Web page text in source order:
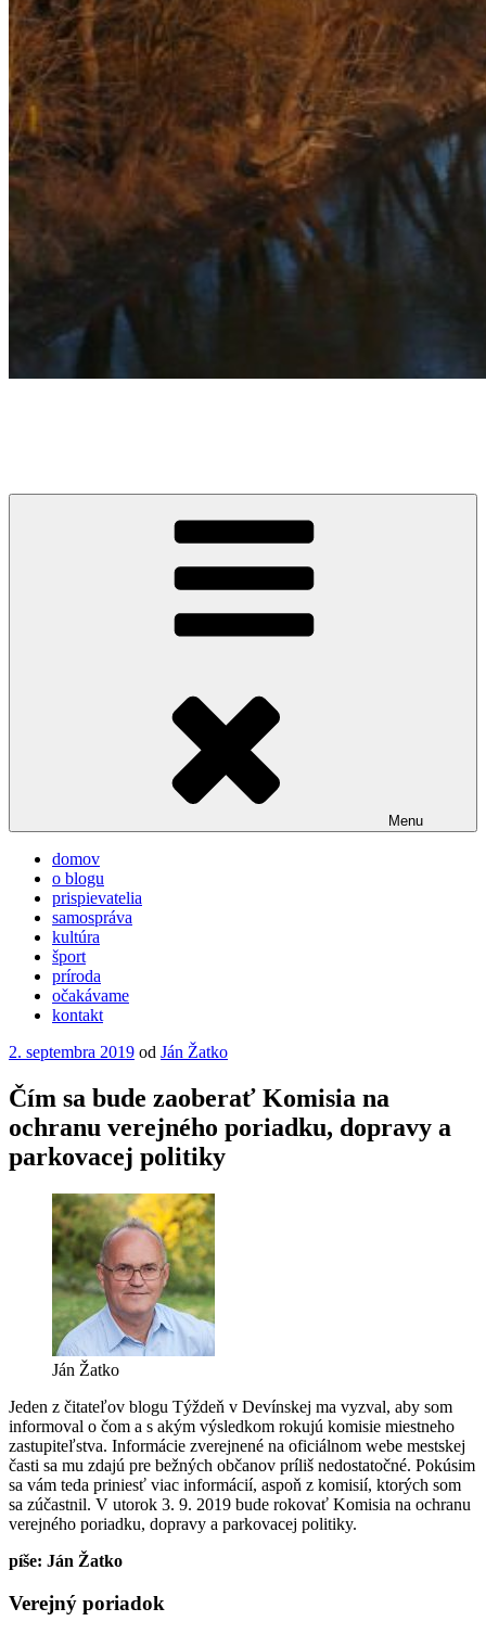
Menu
domov
o blogu
prispievatelia
samospráva
kultúra
šport
príroda
očakávame
kontakt
Publikované
2. septembra 2019 od Ján Žatko
Čím sa bude zaoberať Komisia na
ochranu verejného poriadku, dopravy a
parkovacej politiky
Ján Žatko
Jeden z čitateľov blogu Týždeň v Devínskej ma vyzval, aby som
informoval o čom a s akým výsledkom rokujú komisie miestneho
zastupiteľstva. Informácie zverejnené na oficiálnom webe mestskej
časti sa mu zdajú pre bežných občanov príliš nedostatočné. Pokúsim
sa vám teda priniesť viac informácií, aspoň z komisií, ktorých som
sa zúčastnil. V utorok 3. 9. 2019 bude rokovať Komisia na ochranu
verejného poriadku, dopravy a parkovacej politiky.
píše: Ján Žatko
Verejný poriadok